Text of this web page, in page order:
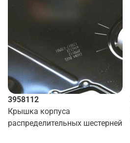
3958112
Крышка корпуса
распределительных шестерней